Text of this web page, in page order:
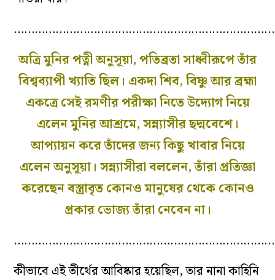
অত্রি মুনির পত্নী অনুসূয়া, পতিব্রতা সাধ্বীরূপে তাঁর
বিশ্বব্যাপী খ্যাতি ছিল। একদা শিব, বিষ্ণু আর ব্রহ্মা
একত্রে সেই রমণীর পরীক্ষা নিতে উদ্যোগ নিয়ে
এলেন মুনির আশ্রমে, সন্ন্যাসীর ছদ্মবেশে।
আপ্যায়ন করে তাঁদের জন্য কিছু খাবার নিয়ে
এলেন অনুসূয়া। সন্ন্যাসীরা বললেন, তাঁরা প্রতিজ্ঞা
করেছেন বস্ত্রাবৃত কোনও মানুষের থেকে কোনও
প্রকার ভোজ্য তাঁরা নেবেন না।
কীভাবে এই তীর্থের আবিষ্কার হয়েছিল, তার নানা কাহিনি